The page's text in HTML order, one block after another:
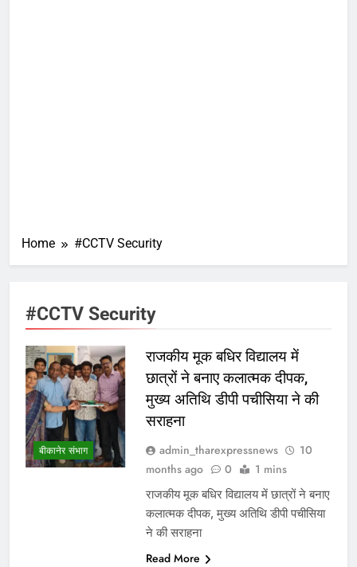
Home #CCTV Security
#CCTV Security
बीकानेर संभाग
राजकीय मूक बधिर विद्यालय में
छात्रों ने बनाए कलात्मक दीपक,
मुख्य अतिथि डीपी पचीसिया ने की
सराहना
admin_tharexpressnews
10
months ago
0 1 mins
राजकीय मूक बधिर विद्यालय में छात्रों ने बनाए
कलात्मक दीपक, मुख्य अतिथि डीपी पचीसिया
ने की सराहना
Read More